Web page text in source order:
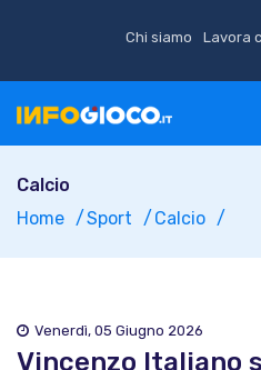
Chi siamo Lavora
Calcio
Home
Sport Calcio
Venerdì, 05 Giugno 2026
Vincenzo Italiano